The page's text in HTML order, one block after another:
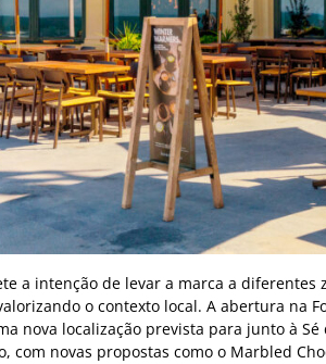
a intenção de levar a marca a
o contexto local. A abertura na
nova localização prevista para junto à
com novas propostas como o Marbled